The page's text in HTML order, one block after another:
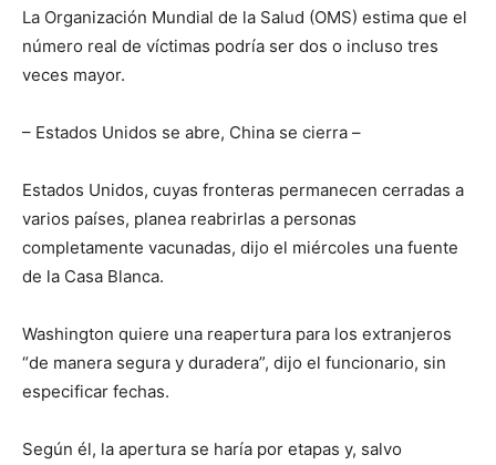
La Organización Mundial de la Salud (OMS) estima que el
número real de víctimas podría ser dos o incluso tres
veces mayor.
– Estados Unidos se abre, China se cierra –
Estados Unidos, cuyas fronteras permanecen cerradas a
varios países, planea reabrirlas a personas
completamente vacunadas, dijo el miércoles una fuente
de la Casa Blanca.
Washington quiere una reapertura para los extranjeros
“de manera segura y duradera”, dijo el funcionario, sin
especificar fechas.
Según él, la apertura se haría por etapas y, salvo